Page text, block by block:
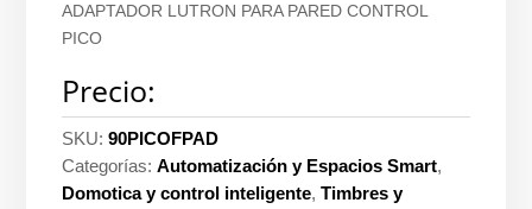
ADAPTADOR LUTRON PARA PARED CONTROL
PICO
Precio:
SKU:90PICOFPAD
Categorías:Automatización y Espacios Smart,
Domotica y control inteligente,Timbres y